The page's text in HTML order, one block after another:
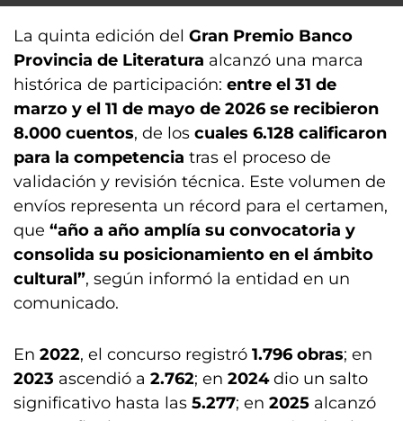
La quinta edición del Gran Premio Banco
Provincia de Literatura alcanzó una marca
histórica de participación: entre el 31 de
marzo y el 11 de mayo de 2026 se recibieron
8.000 cuentos, de los cuales 6.128 calificaron
para la competencia tras el proceso de
validación y revisión técnica. Este volumen de
envíos representa un récord para el certamen,
que “año a año amplía su convocatoria y
consolida su posicionamiento en el ámbito
cultural”, según informó la entidad en un
comunicado.
En 2022, el concurso registró 1.796 obras; en
2023 ascendió a 2.762; en 2024dio un salto
significativo hasta las 5.277; en 2025 alcanzó